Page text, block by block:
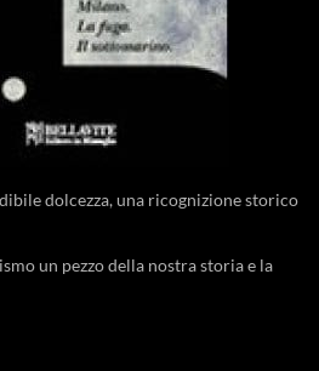
dolcezza, una ricognizione storico
un pezzo della nostra storia e la